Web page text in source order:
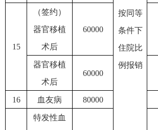
按同等
条件下
住院比
例报销
15
（签约）
器官移植
术后
60000
器官移植
术后
60000
16 血友病 80000
特发性血